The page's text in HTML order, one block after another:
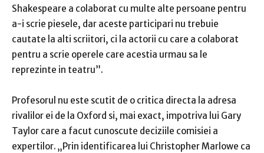
Shakespeare a colaborat cu multe alte persoane pentru
a-i scrie piesele, dar aceste participari nu trebuie
cautate la alti scriitori, ci la actorii cu care a colaborat
pentru a scrie operele care acestia urmau sa le
reprezinte in teatru”.
Profesorul nu este scutit de o critica directa la adresa
rivalilor ei de la Oxford si, mai exact, impotriva lui Gary
Taylor care a facut cunoscute deciziile comisiei a
expertilor. „Prin identificarea lui Christopher Marlowe ca